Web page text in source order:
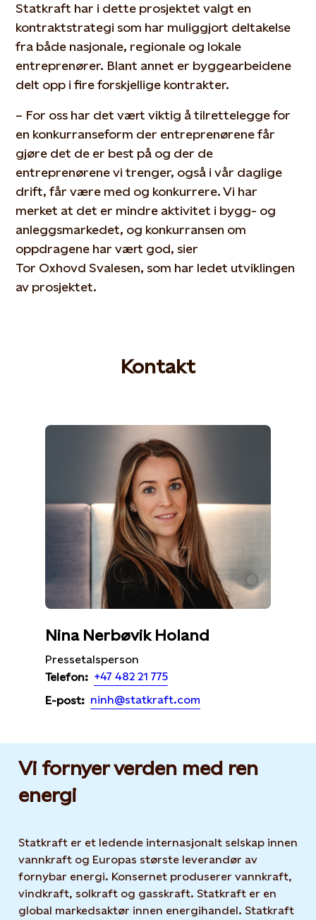
Statkraft har i dette prosjektet valgt en
kontraktstrategi som har muliggjort deltakelse
fra både nasjonale, regionale og lokale
entreprenører. Blant annet er byggearbeidene
delt opp i fire forskjellige kontrakter.
– For oss har det vært viktig å tilrettelegge for
en konkurranseform der entreprenørene får
gjøre det de er best på og der de
entreprenørene vi trenger, også i vår daglige
drift, får være med og konkurrere. Vi har
merket at det er mindre aktivitet i bygg- og
anleggsmarkedet, og konkurransen om
oppdragene har vært god, sier
Tor Oxhovd Svalesen, som har ledet utviklingen
av prosjektet.
Kontakt
Nina Nerbøvik Holand
Pressetalsperson
Telefon: +47 482 21 775
E-post: ninh@statkraft.com
Vi fornyer verden med ren
energi
Statkraft er et ledende internasjonalt selskap innen
vannkraft og Europas største leverandør av
fornybar energi. Konsernet produserer vannkraft,
vindkraft, solkraft og gasskraft. Statkraft er en
global markedsaktør innen energihandel. Statkraft